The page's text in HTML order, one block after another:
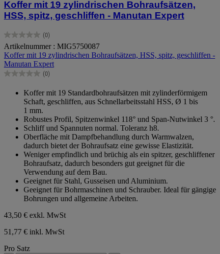
Koffer mit 19 zylindrischen Bohraufsätzen,
HSS, spitz, geschliffen - Manutan Expert
(0)
0.0
von
5
Sternen.
Artikelnummer : MIG5750087
Koffer mit 19 zylindrischen Bohraufsätzen, HSS, spitz, geschliffen -
Manutan Expert
(0)
0.0
Sternen.
Koffer mit 19 Standardbohraufsätzen mit zylinderförmigem
Schaft, geschliffen, aus Schnellarbeitsstahl HSS, Ø 1 bis
1 mm.
Robustes Profil, Spitzenwinkel 118° und Span-Nutwinkel 3 °.
Schliff und Spannuten normal. Toleranz h8.
Oberfläche mit Dampfbehandlung durch Warmwalzen,
dadurch bietet der Bohraufsatz eine gewisse Elastizität.
Weniger empfindlich und brüchig als ein spitzer, geschliffener
Bohraufsatz, dadurch besonders gut geeignet für die
Verwendung auf dem Bau.
Geeignet für Stahl, Gusseisen und Aluminium.
Geeignet für Bohrmaschinen und Schrauber. Ideal für gängige
Bohrungen und allgemeine Arbeiten.
43,50 € exkl. MwSt
51,77 € inkl. MwSt
Pro Satz